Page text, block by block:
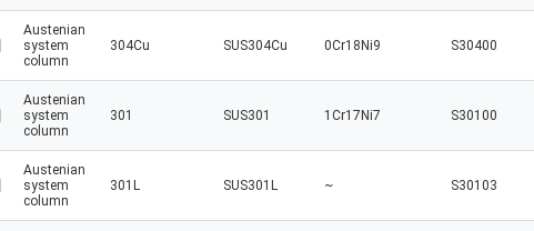
Austenian
system
column
304Cu SUS304Cu 0Cr18Ni9 S30400
Austenian
system
column
301 SUS301 1Cr17Ni7 S30100
Austenian
system
column
301L SUS301L ~ S30103